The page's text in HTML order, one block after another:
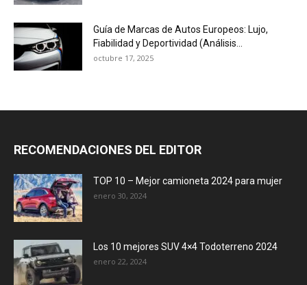
Guía de Marcas de Autos Europeos: Lujo,
Fiabilidad y Deportividad (Análisis...
octubre 17, 2025
RECOMENDACIONES DEL EDITOR
TOP 10 – Mejor camioneta 2024 para mujer
enero 30, 2024
Los 10 mejores SUV 4×4 Todoterreno 2024
enero 22, 2024